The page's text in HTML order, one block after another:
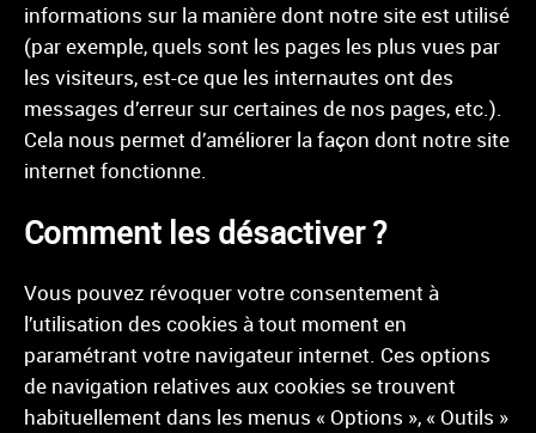
informations sur la manière dont notre site est utilisé
(par exemple, quels sont les pages les plus vues par
les visiteurs, est-ce que les internautes ont des
messages d’erreur sur certaines de nos pages, etc.).
Cela nous permet d’améliorer la façon dont notre site
internet fonctionne.
Comment les désactiver ?
Vous pouvez révoquer votre consentement à
l’utilisation des cookies à tout moment en
paramétrant votre navigateur internet. Ces options
de navigation relatives aux cookies se trouvent
habituellement dans les menus « Options », « Outils »